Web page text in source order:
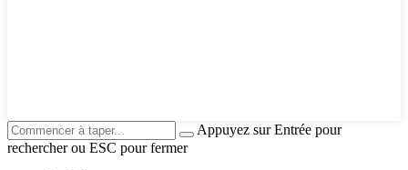
Appuyez sur Entrée pour
rechercher ou ESC pour fermer